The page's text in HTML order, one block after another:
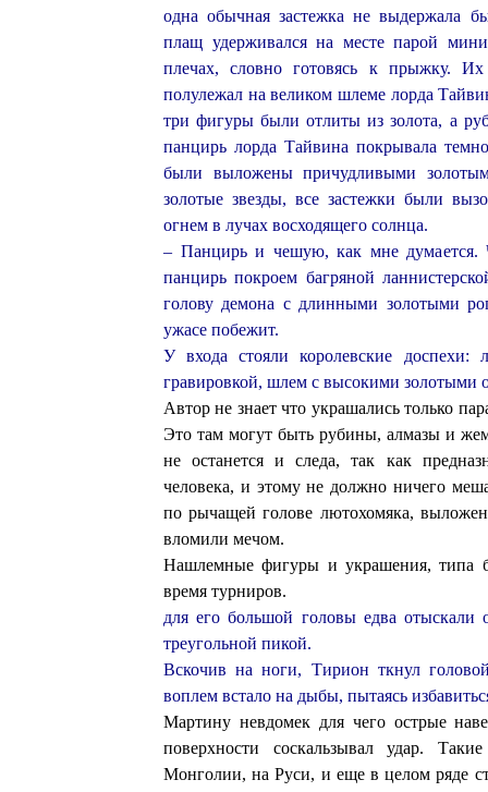
одна обычная застежка не выдержала
плащ удерживался на месте парой
плечах, словно готовясь к прыжку.
полулежал на великом шлеме лорда
три фигуры были отлиты из золота, а
панцирь лорда Тайвина покрывала
были выложены причудливыми
золотые звезды, все застежки были
огнем в лучах восходящего солнца.
– Панцирь и чешую, как мне думается.
панцирь покроем багряной
голову демона с длинными золотыми
ужасе побежит.
У входа стояли королевские доспехи:
гравировкой, шлем с высокими золотыми
Автор не знает что украшались только
Это там могут быть рубины, алмазы и
не останется и следа, так как
человека, и этому не должно ничего
по рычащей голове лютохомяка,
вломили мечом.
Нашлемные фигуры и украшения, типа
время турниров.
для его большой головы едва
треугольной пикой.
Вскочив на ноги, Тирион ткнул
воплем встало на дыбы, пытаясь
Мартину невдомек для чего острые
поверхности соскальзывал удар.
Монголии, на Руси, и еще в целом ряде